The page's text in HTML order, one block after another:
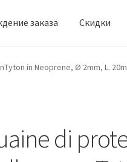
заказа Скидки
Корзина Мой аккаунт
in Neoprene, Ø 2mm, L.
di